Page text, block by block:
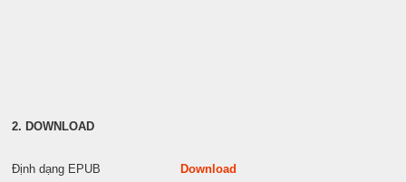
2. DOWNLOAD
Định dạng EPUB Download